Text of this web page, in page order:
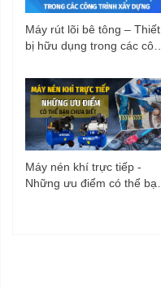
Máy rút lõi bê tông – Thiết
bị hữu dụng trong các công
Máy nén khí trực tiếp -
Những ưu điểm có thể bạn